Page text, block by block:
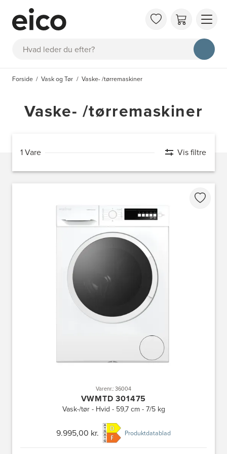
Søg
OM
FAQ
Forside Vask og Tør Vaske- /tørremaskiner
Vaske- /tørremaskiner
1 Vare Vis filtre
Varenr.: 36004
VWMTD 301475
Vask-/tør - Hvid - 59,7 cm - 7/5 kg
9.995,00 kr. Produktdatablad